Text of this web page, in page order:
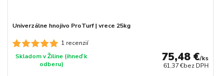
1 recenzií
Univerzálne hnojivo ProTurf | vrece 25kg
75,48 €/ks
61,37 €bez DPH
Skladom v Žiline (ihneď k
odberu)